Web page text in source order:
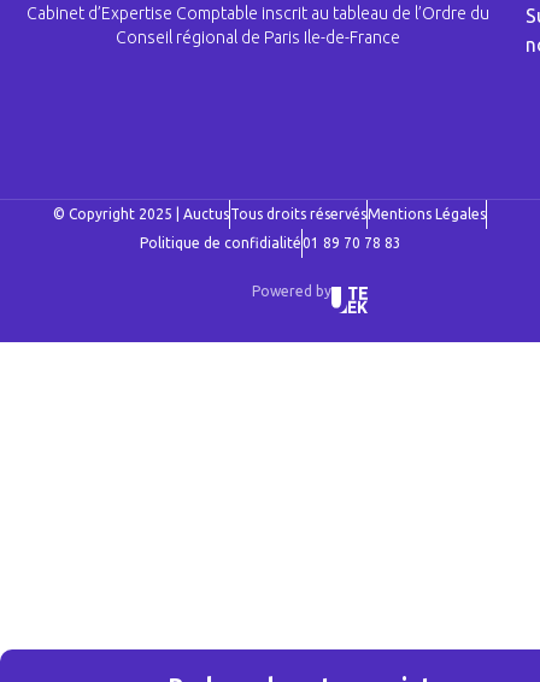
Cabinet d’Expertise Comptable inscrit au tableau de l’Ordre du
Conseil régional de Paris Ile-de-France
© Copyright 2025 | AuctusTous droits réservésMentions Légales
Politique de confidialité01 89 70 78 83
Powered by